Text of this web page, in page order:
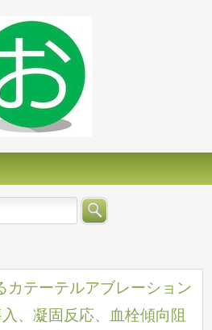
カテーテルアブレーション
、凝固反応、血栓傾向阻